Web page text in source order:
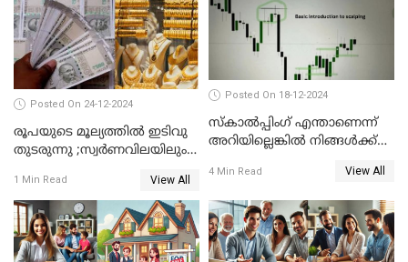
Posted On 24-12-2024
രൂപയുടെ മൂല്യത്തില്‍ ഇടിവു
തുടരുന്നു ;സ്വര്‍ണവിലയിലും
1 Min Read View All
Posted On 18-12-2024
സ്കാൽപ്പിംഗ് എന്താണെന്ന്
അറിയില്ലെങ്കിൽ നിങ്ങൾക്ക്
4 Min Read View All